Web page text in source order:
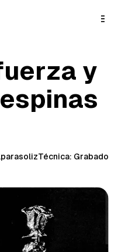
y
Técnica: Grabado